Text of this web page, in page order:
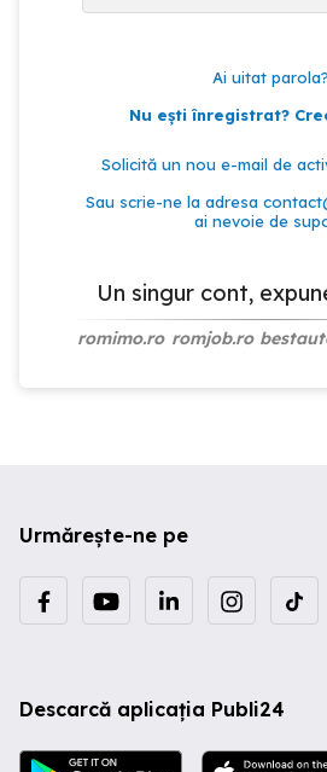
Ai uitat parola?
Nu ești înregistrat?
Solicită un nou e-mail de
Sau scrie-ne la adresa
ai nevoie de
Un singur cont,
romimo.ro romjob.ro
Urmărește-ne pe
Descarcă aplicația Publi24